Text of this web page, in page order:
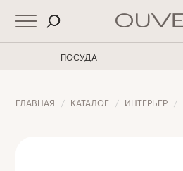
ПОСУДА
ГЛАВНАЯ КАТАЛОГ ИНТЕРЬЕР